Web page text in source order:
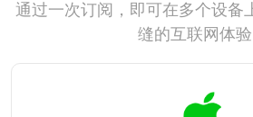
通过一次订阅，即可在多个设备
缝的互联网体验